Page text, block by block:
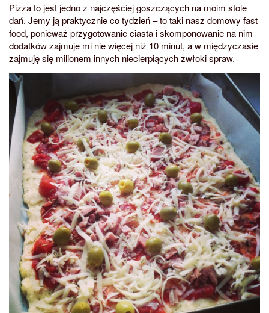
Pizza to jest jedno z najczęściej goszczących na moim stole
dań. Jemy ją praktycznie co tydzień – to taki nasz domowy fast
food, ponieważ przygotowanie ciasta i skomponowanie na nim
dodatków zajmuje mi nie więcej niż 10 minut, a w międzyczasie
zajmuję się milionem innych niecierpiących zwłoki spraw.